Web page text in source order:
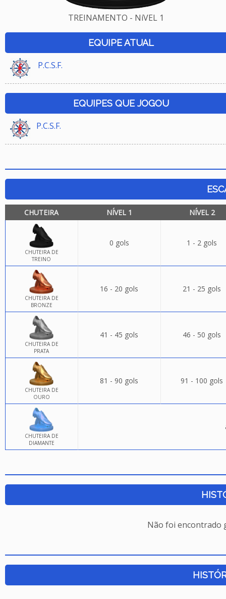
TREINAMENTO - NíVEL 1
EQUIPE ATUAL
P.C.S.F.
EQUIPES QUE JOGOU
P.C.S.F.
CHUTEIRA NÍVEL 1 NÍVEL 2
CHUTEIRA DE
TREINO
0 gols 1 - 2 gols
CHUTEIRA DE
BRONZE
16 - 20 gols 21 - 25 gols
CHUTEIRA DE
PRATA
41 - 45 gols 46 - 50 gols
CHUTEIRA DE
OURO
81 - 90 gols 91 - 100 gols
CHUTEIRA DE
DIAMANTE
Não foi encontrado